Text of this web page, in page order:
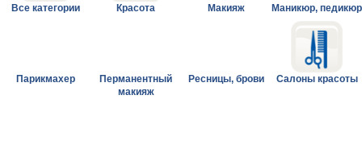
Все категории Красота Макияж Маникюр, педикюр
Парикмахер
Перманентный
макияж
Ресницы, брови Салоны красоты